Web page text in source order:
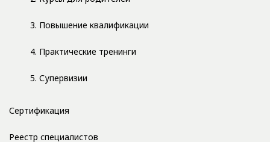
3. Повышение квалификации
4. Практические тренинги
5. Супервизии
Сертификация
Реестр специалистов